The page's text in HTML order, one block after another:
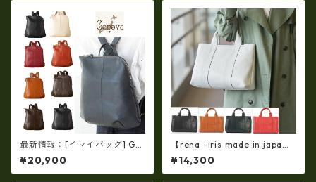
ザー使用, ショルダー対応, ト
ートバッグ、バケツ、牛革、
収納、プレゼント
最新情報：[イマイバッグ] GE
NOVA 日本製 牛革リュック レ
ザー リュック レディースリュ
ック im-2670
¥20,900
【rena -iris made in japa
n】【日本製】軽量☆牛革製
品・ヌメ革製・手提げトート
バッグ(A4サイズ） ir-01
¥14,300